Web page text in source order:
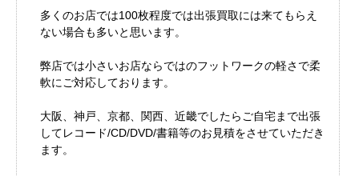
多くのお店では100枚程度では出張買取には来てもらえ
ない場合も多いと思います。
弊店では小さいお店ならではのフットワークの軽さで柔
軟にご対応しております。
大阪、神戸、京都、関西、近畿でしたらご自宅まで出張
してレコード/CD/DVD/書籍等のお見積をさせていただき
ます。